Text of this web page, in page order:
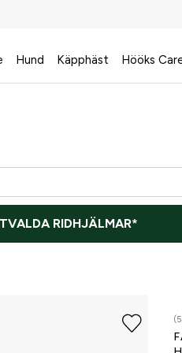
Hund Käpphäst Hööks
RIDHJÄLMAR*